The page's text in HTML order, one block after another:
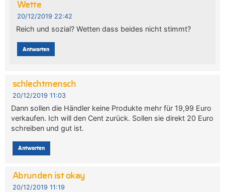
Wette
20/12/2019 22:42
Reich und sozial? Wetten dass beides nicht stimmt?
Antworten
schlechtmensch
20/12/2019 11:03
Dann sollen die Händler keine Produkte mehr für 19,99 Euro
verkaufen. Ich will den Cent zurück. Sollen sie direkt 20 Euro
schreiben und gut ist.
Antworten
Abrunden ist okay
20/12/2019 11:19